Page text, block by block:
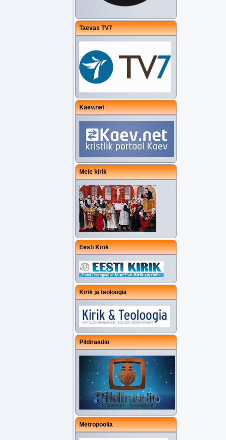
Taevas TV7
Kaev.net
Meie kirik
Eesti Kirik
Kirik ja teoloogia
Pildiraadio
Metropoolia